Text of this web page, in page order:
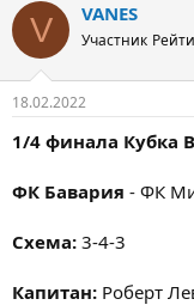
V VANES
Участник
18.02.2022
1/4 финала Кубка
ФК Бавария - ФК
Схема: 3-4-3
Капитан: Роберт